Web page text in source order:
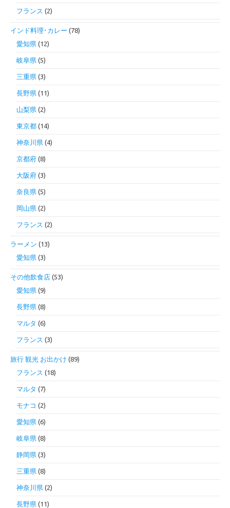
フランス (2)
インド料理･カレー (78)
愛知県 (12)
岐阜県 (5)
三重県 (3)
長野県 (11)
山梨県 (2)
東京都 (14)
神奈川県 (4)
京都府 (8)
大阪府 (3)
奈良県 (5)
岡山県 (2)
フランス (2)
ラーメン (13)
愛知県 (3)
その他飲食店 (53)
愛知県 (9)
長野県 (8)
マルタ (6)
フランス (3)
旅行 観光 お出かけ (89)
フランス (18)
マルタ (7)
モナコ (2)
愛知県 (6)
岐阜県 (8)
静岡県 (3)
三重県 (8)
神奈川県 (2)
長野県 (11)